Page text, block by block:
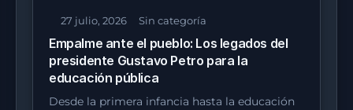
27 julio, 2026 Sin categoría
Empalme ante el pueblo: Los legados del
presidente Gustavo Petro para la
educación pública
Desde la primera infancia hasta la educación